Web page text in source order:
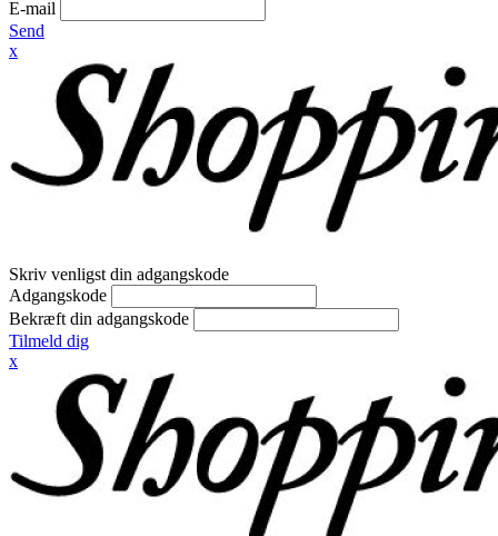
E-mail
Send
x
Skriv venligst din adgangskode
Adgangskode
Bekræft din adgangskode
Tilmeld dig
x